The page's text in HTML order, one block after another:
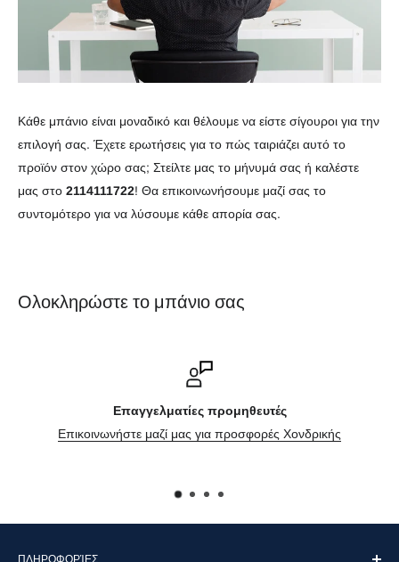
Κάθε μπάνιο είναι μοναδικό και θέλουμε να είστε σίγουροι για την
επιλογή σας. Έχετε ερωτήσεις για το πώς ταιριάζει αυτό το
προϊόν στον χώρο σας; Στείλτε μας το μήνυμά σας ή καλέστε
μας στο 2114111722! Θα επικοινωνήσουμε μαζί σας το
συντομότερο για να λύσουμε κάθε απορία σας.
Ολοκληρώστε το μπάνιο σας
Επαγγελματίες προμηθευτές
μαζί μας για προσφορές Χονδρικής
ΠΛΗΡΟΦΟΡΊΕΣ